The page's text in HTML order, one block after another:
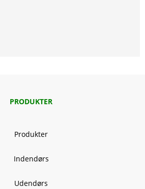
PRODUKTER
Produkter
Indendørs
Udendørs